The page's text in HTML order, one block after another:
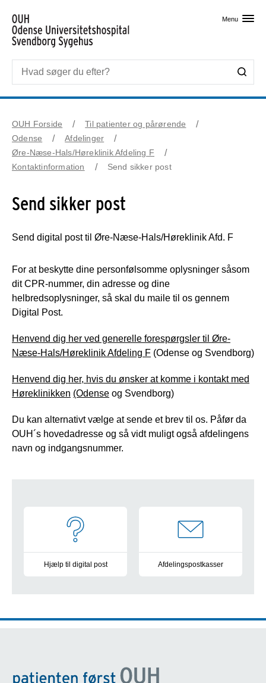
Menu
OUH Forside
Til patienter og pårørende
Odense
Afdelinger
Øre-Næse-Hals/Høreklinik Afdeling F
Kontaktinformation
Send sikker post
Send sikker post
Send digital post til Øre-Næse-Hals/Høreklinik Afd. F
For at beskytte dine personfølsomme oplysninger såsom
dit CPR-nummer, din adresse og dine
helbredsoplysninger, så skal du maile til os gennem
Digital Post.
Henvend dig her ved generelle forespørgsler til Øre-
Næse-Hals/Høreklinik Afdeling F (Odense og Svendborg)
Henvend dig her, hvis du ønsker at komme i kontakt med
Høreklinikken (Odense og Svendborg)
Du kan alternativt vælge at sende et brev til os. Påfør da
OUH´s hovedadresse og så vidt muligt også afdelingens
navn og indgangsnummer.
Hjælp til digital post Afdelingspostkasser